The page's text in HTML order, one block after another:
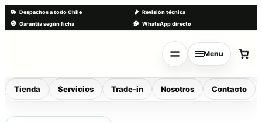
Despachos a todo Chile
Revisión técnica
Garantía según ficha
WhatsApp directo
Menu
Tienda Servicios Trade-in Nosotros Contacto